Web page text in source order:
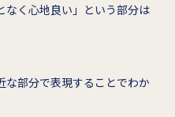
なく心地良い」という部分は
な部分で表現することでわか